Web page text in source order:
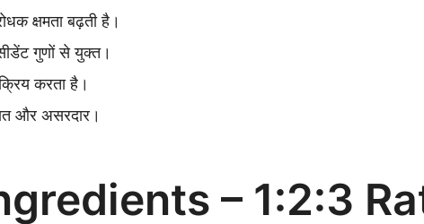
क्षमता बढ़ती है।
गुणों से युक्त।
करता है।
और असरदार।
– 1:2:3